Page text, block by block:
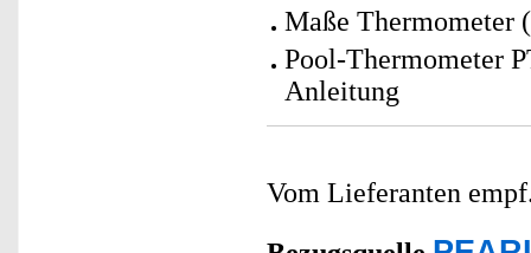
Maße Thermometer
Pool-Thermometer
Anleitung
Vom Lieferanten